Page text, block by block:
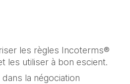
les règles Incoterms®
les utiliser à bon escient.
la négociation